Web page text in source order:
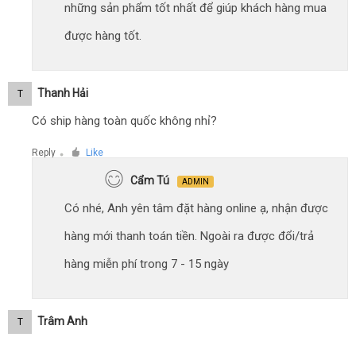
những sản phẩm tốt nhất để giúp khách hàng mua
được hàng tốt.
T Thanh Hải
Có ship hàng toàn quốc không nhỉ?
Reply ● Like
Cẩm Tú ADMIN
Có nhé, Anh yên tâm đặt hàng online ạ, nhận được
hàng mới thanh toán tiền. Ngoài ra được đổi/trả
hàng miễn phí trong 7 - 15 ngày
T Trâm Anh